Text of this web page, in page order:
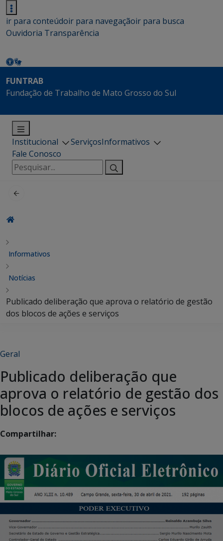
ir para conteúdoir para navegaçãoir para busca
Ouvidoria Transparência
FUNTRAB
Fundação de Trabalho de Mato Grosso do Sul
Institucional ServiçosInformativos
Fale Conosco
Pesquisar
por:
Informativos
Notícias
Publicado deliberação que aprova o relatório de gestão
dos blocos de ações e serviços
Geral
Publicado deliberação que
aprova o relatório de gestão dos
blocos de ações e serviços
Compartilhar: